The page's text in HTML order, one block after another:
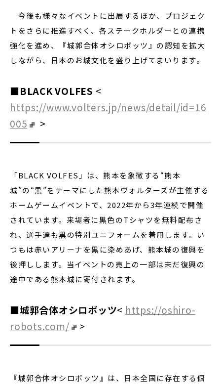
今後も様々なイベントに出展するほか、プロジェク
トをさらに推進すべく、各ステークホルダーとの連携
強化を進め、『城郭合体オシロボッツ』の認知を拡大
しながら、日本のお城文化を盛り上げてまいります。
■BLACK VOLFES <
https://www.volters.jp/news/detail/id=16
005
>
「BLACK VOLFES」は、熊本を象徴する“熊本
城”の“黒”をテーマにした熊本ヴォルターズが主催する
ホームゲームイベントで、2022年から3年連続で開催
されています。来場者に黒色のTシャツを無料配布さ
れ、選手達も黒の特別ユニフォームを着用します。い
つもは赤いアリーナを黒に染めあげ、熊本城の復興を
後押しします。当イベントの売上の一部は未だ復興の
途中である熊本城に寄付されます。
■城郭合体オシロボッツ< https://oshiro-
robots.com/
>
『城郭合体オシロボッツ』は、日本全国に存在する個